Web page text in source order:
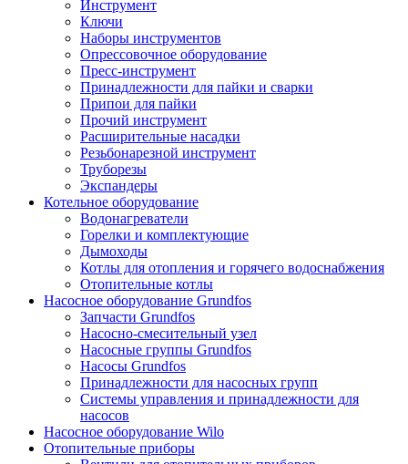
Инструмент
Ключи
Наборы инструментов
Опрессовочное оборудование
Пресс-инструмент
Принадлежности для пайки и сварки
Припои для пайки
Прочий инструмент
Расширительные насадки
Резьбонарезной инструмент
Труборезы
Экспандеры
Котельное оборудование
Водонагреватели
Горелки и комплектующие
Дымоходы
Котлы для отопления и горячего водоснабжения
Отопительные котлы
Насосное оборудование Grundfos
Запчасти Grundfos
Насосно-смесительный узел
Насосные группы Grundfos
Насосы Grundfos
Принадлежности для насосных групп
Системы управления и принадлежности для
насосов
Насосное оборудование Wilo
Отопительные приборы